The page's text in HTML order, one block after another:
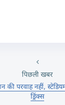
पिछली खबर
की परवाह नहीं,
ड्रिंक्स